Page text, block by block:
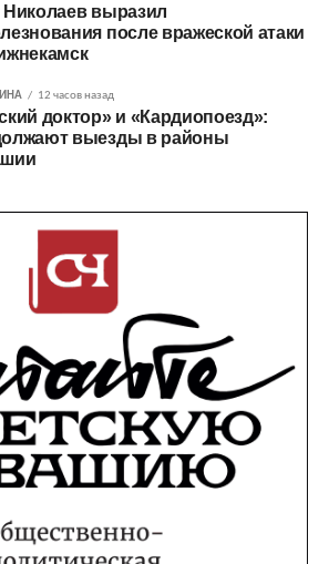
Николаев выразил
после вражеской атаки
12 часов назад
доктор» и «Кардиопоезд»:
выезды в районы